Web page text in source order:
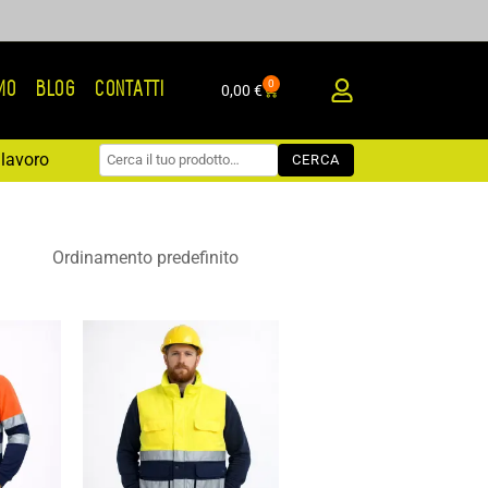
BLOG CONTATTI 0,00 € 0
Carrello
CERCA
€
€
Fascia
di
prezzo:
da
19,70 €
a
28,14 €